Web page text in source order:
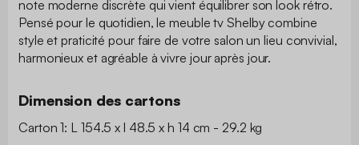
note moderne discrète qui vient équilibrer son look rétro.
Pensé pour le quotidien, le meuble tv Shelby combine
style et praticité pour faire de votre salon un lieu convivial,
harmonieux et agréable à vivre jour après jour.
Dimension des cartons
Carton 1: L 154.5 x l 48.5 x h 14 cm - 29.2 kg